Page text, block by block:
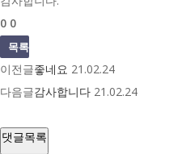
0 0
목록
이전글좋네요 21.02.24
다음글감사합니다 21.02.24
댓글목록